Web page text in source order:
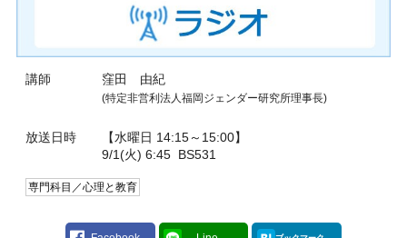
講師 窪田 由紀
(特定非営利法人福岡ジェンダー研究所理事長)
放送日時
【水曜日 14:15～15:00】
9/1(火) 6:45BS531
専門科目／心理と教育